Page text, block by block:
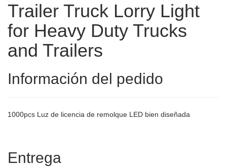
Trailer Truck Lorry Light
for Heavy Duty Trucks
and Trailers
Información del pedido
1000pcs Luz de licencia de remolque LED bien diseñada
Entrega